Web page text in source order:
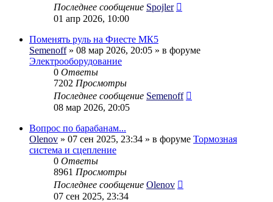
Последнее сообщение Spojler
01 апр 2026, 10:00
Поменять руль на Фиесте МК5
Semenoff» 08 мар 2026, 20:05 » в форуме
Электрооборудование
0 Ответы
7202 Просмотры
Последнее сообщение Semenoff
08 мар 2026, 20:05
Вопрос по барабанам...
Olenov » 07 сен 2025, 23:34 » в форуме Тормозная
система и сцепление
0 Ответы
8961 Просмотры
Последнее сообщение Olenov
07 сен 2025, 23:34